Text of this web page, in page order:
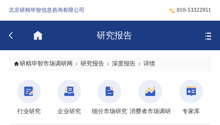
北京研精毕智信息咨询有限公司 010-53322951
研究报告
研精毕智市场调研网 研究报告 深度报告 详情
行业研究 企业研究 细分市场研究 消费者市场调研 专家库